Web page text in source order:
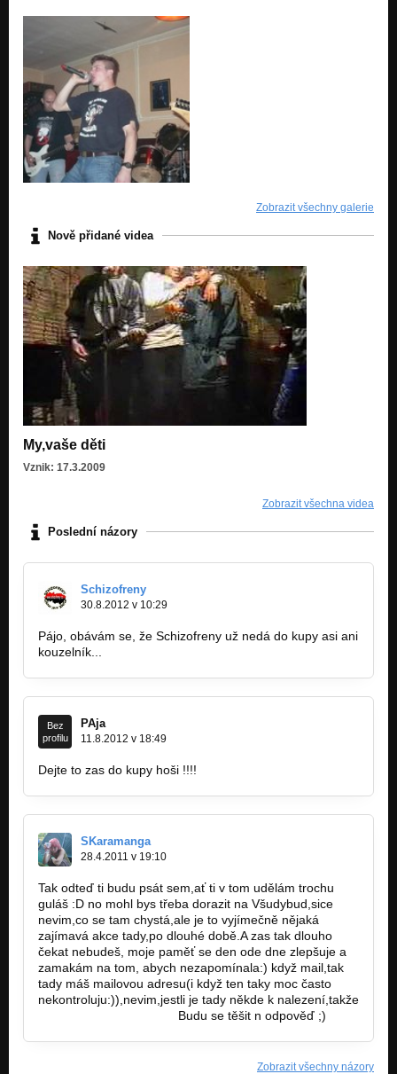
Zobrazit všechny galerie
Nově přidané videa
My,vaše děti
Vznik: 17.3.2009
Zobrazit všechna videa
Poslední názory
Schizofreny
30.8.2012 v 10:29
Pájo, obávám se, že Schizofreny už nedá do kupy asi ani
kouzelník...
Bez
profilu
PAja
11.8.2012 v 18:49
Dejte to zas do kupy hoši !!!!
SKaramanga
28.4.2011 v 19:10
Tak odteď ti budu psát sem,ať ti v tom udělám trochu
guláš :D no mohl bys třeba dorazit na Všudybud,sice
nevim,co se tam chystá,ale je to vyjímečně nějaká
zajímavá akce tady,po dlouhé době.A zas tak dlouho
čekat nebudeš, moje paměť se den ode dne zlepšuje a
zamakám na tom, abych nezapomínala:) když mail,tak
tady máš mailovou adresu(i když ten taky moc často
nekontroluju:)),nevim,jestli je tady někde k nalezení,takže
Budu se těšit n odpověď ;)
Zobrazit všechny názory